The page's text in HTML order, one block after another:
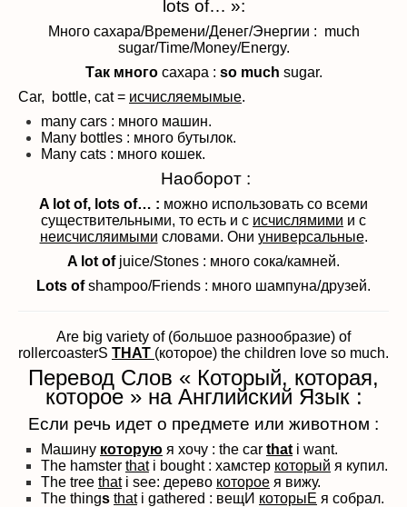
lots of… »:
Много сахара/Времени/Денег/Энергии : much
sugar/Time/Money/Energy.
Так многосахара : so much sugar.
Car, bottle, cat = исчисляемымые.
many cars : много машин.
Many bottles : много бутылок.
Many cats : много кошек.
Наоборот :
A lot of, lots of… : можно использовать со всеми
существительными, то есть и с исчислямими и с
неисчисляимыми словами. Они универсальные.
A lot ofjuice/Stones : много сока/камней.
Lots ofshampoo/Friends : много шампуна/друзей.
Are big variety of (большое разнообразие) of
rollercoasterS THAT (которое) the children love so much.
Перевод Слов « Который, которая,
которое » на Английский Язык :
Если речь идет о предмете или животном :
Машину которую я хочу : the car that i want.
The hamster thati bought : хамстер который я купил.
The tree thati see: дерево которое я вижу.
The things thati gathered : вещИ которыЕ я собрал.